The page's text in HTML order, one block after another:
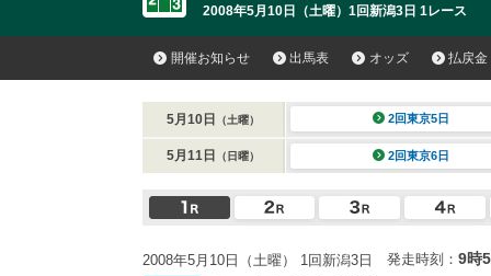
2008年5月10日（土曜）1回新潟3日 1レース
開催お知らせ 出馬表 オッズ 払戻金
5月10日 （土曜） 2回東京5日
5月11日 （日曜） 2回東京6日
2008年5月10日（土曜） 1回新潟3日 発走時刻： 9時